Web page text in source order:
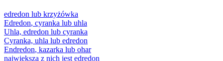
edredon lub krzyżówka
Edredon, cyranka lub uhla
Uhla, edredon lub cyranka
Cyranka, uhla lub edredon
Endredon, kazarka lub ohar
największą z nich jest edredon